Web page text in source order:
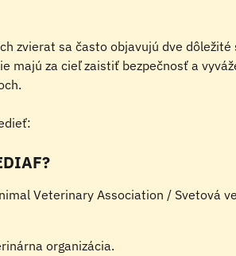
zvierat sa často objavujú dve dôležité
majú za cieľ zaistiť bezpečnosť a
Veterinary Association / Svetová
organizácia.